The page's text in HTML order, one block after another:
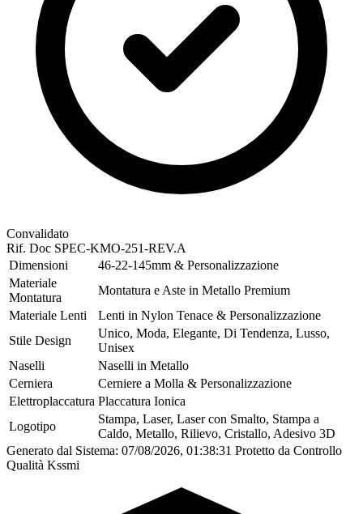
Convalidato
Rif. Doc SPEC-KMO-251-REV.A
Dimensioni
46-22-145mm & Personalizzazione
Materiale
Montatura
Montatura e Aste in Metallo Premium
Materiale Lenti
Lenti in Nylon Tenace & Personalizzazione
Stile Design
Unico, Moda, Elegante, Di Tendenza, Lusso,
Unisex
Naselli
Naselli in Metallo
Cerniera
Cerniere a Molla & Personalizzazione
Elettroplaccatura Placcatura Ionica
Logotipo
Stampa, Laser, Laser con Smalto, Stampa a
Caldo, Metallo, Rilievo, Cristallo, Adesivo 3D
Generato dal Sistema: 07/08/2026, 01:38:31 Protetto da Controllo
Qualità Kssmi